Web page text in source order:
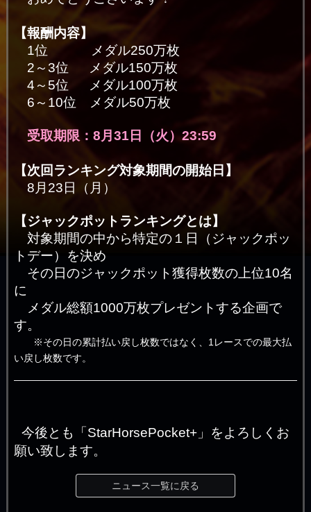
【報酬内容】
1位 メダル250万枚
2～3位 メダル150万枚
4～5位 メダル100万枚
6～10位 メダル50万枚
受取期限：8月31日（火）23:59
【次回ランキング対象期間の開始日】
8月23日（月）
【ジャックポットランキングとは】
対象期間の中から特定の１日（ジャックポッ
トデー）を決め
その日のジャックポット獲得枚数の上位10名
に
メダル総額1000万枚プレゼントする企画で
す。
※その日の累計払い戻し枚数ではなく、1レースでの最大払
い戻し枚数です。
今後とも「StarHorsePocket+」をよろしくお
願い致します。
ニュース一覧に戻る